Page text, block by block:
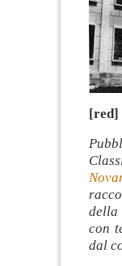
[red]
della
con
dal